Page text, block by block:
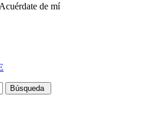
Acuérdate de mí
Búsqueda